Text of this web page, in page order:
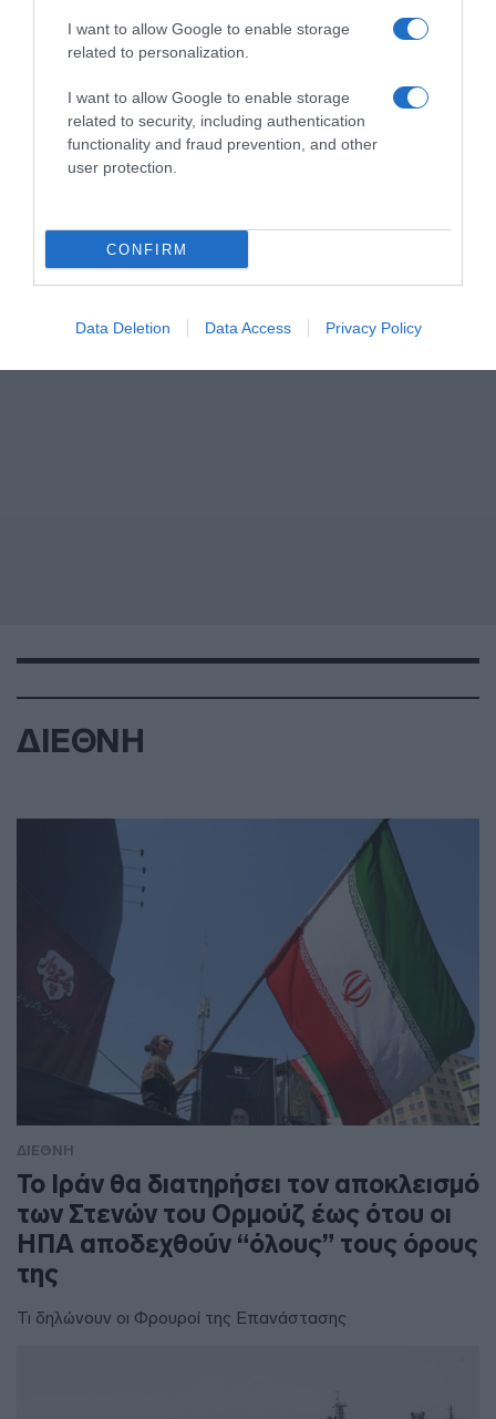
I want to allow Google to enable storage
related to personalization.
I want to allow Google to enable storage
related to security, including authentication
functionality and fraud prevention, and other
user protection.
CONFIRM
Data Deletion Data Access Privacy Policy
ΣΧΟΛΙΑ
ΔΙΕΘΝΗ
ΔΙΕΘΝΗ
To Ιράν θα διατηρήσει τον αποκλεισμό
των Στενών του Ορμούζ έως ότου οι
ΗΠΑ αποδεχθούν “όλους” τους όρους
της
Τι δηλώνουν οι Φρουροί της Επανάστασης